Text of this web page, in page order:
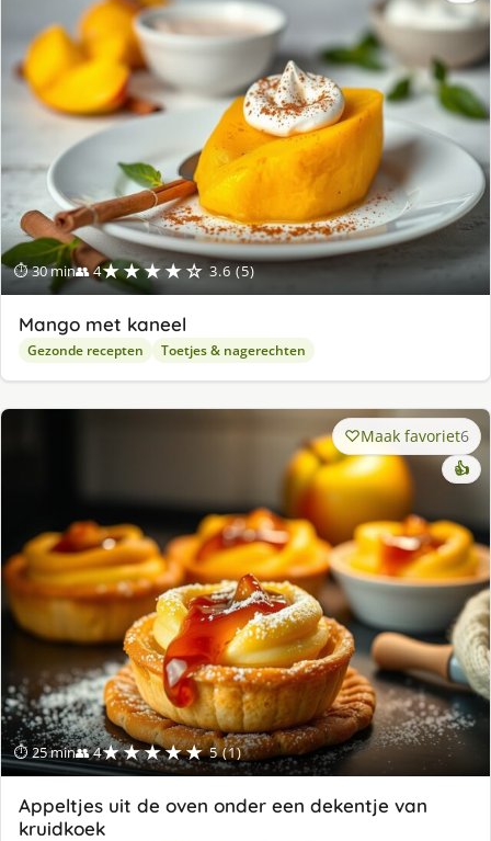
⏱ 30 min👥 4★★★★☆ 3.6 (5)
Mango met kaneel
Gezonde recepten Toetjes & nagerechten
⏱ 25 min👥 4★★★★★ 5 (1)
Maak favoriet6
👍
Appeltjes uit de oven onder een dekentje van
kruidkoek